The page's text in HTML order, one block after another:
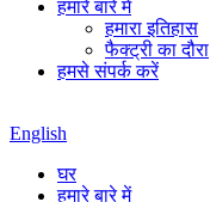
हमारे बारे में
हमारा इतिहास
फैक्ट्री का दौरा
हमसे संपर्क करें
English
घर
हमारे बारे में